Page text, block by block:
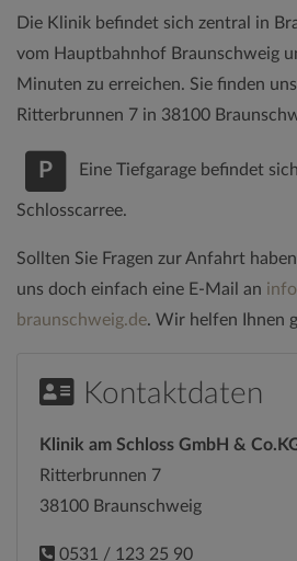
=> 00495311232590
[company_vatno] =>
=> [meta_title] => ) [Components] =>
[css] => Array ( ) [js] => Array ( [0] =>
app/components/contactform/js/
app/components/cookieconsent/js/
app/components/notification/js/
app/components/faq/js/faq.js [5] =>
app/components/team/js/team.js [6]
app/components/posts/js/posts.js [7]
Die Klinik befindet sich zentral in
vom Hauptbahnhof Braunschweig
Minuten zu erreichen. Sie finden
Ritterbrunnen 7 in 38100
P Eine Tiefgarage befindet
Schlosscarree.
Sollten Sie Fragen zur Anfahrt
uns doch einfach eine E-Mail an
braunschweig.de. Wir helfen Ihnen
Kontaktdaten
Klinik am Schloss GmbH &
Ritterbrunnen 7
38100 Braunschweig
0531 / 123 25 90